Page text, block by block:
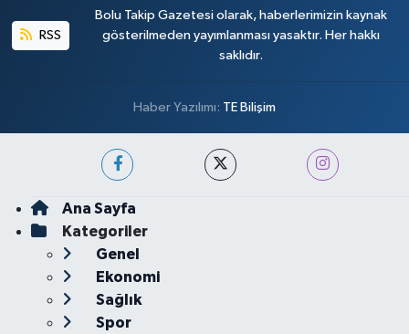
RSS
Bolu Takip Gazetesi olarak, haberlerimizin kaynak
gösterilmeden yayımlanması yasaktır. Her hakkı
saklıdır.
Haber Yazılımı: TE Bilişim
Ana Sayfa
Kategoriler
Genel
Ekonomi
Sağlık
Spor